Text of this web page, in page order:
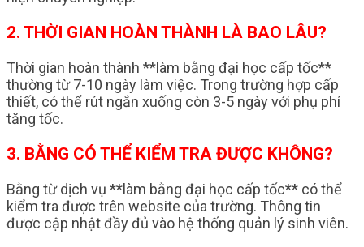
2. THỜI GIAN HOÀN THÀNH LÀ BAO LÂU?
Thời gian hoàn thành **làm bằng đại học cấp tốc**
thường từ 7-10 ngày làm việc. Trong trường hợp cấp
thiết, có thể rút ngắn xuống còn 3-5 ngày với phụ phí
tăng tốc.
3. BẰNG CÓ THỂ KIỂM TRA ĐƯỢC KHÔNG?
Bằng từ dịch vụ **làm bằng đại học cấp tốc** có thể
kiểm tra được trên website của trường. Thông tin
được cập nhật đầy đủ vào hệ thống quản lý sinh viên.